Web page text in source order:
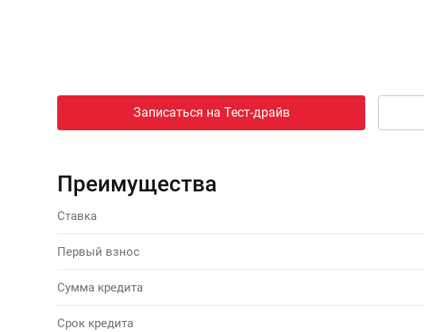
Записаться на Тест-драйв
Преимущества
Ставка
Первый взнос
Сумма кредита
Срок кредита